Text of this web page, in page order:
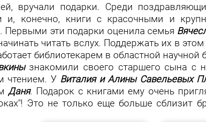
вручали подарки. Среди
и, конечно, книги с красочными и
Первыми эти подарки оценила семья
читать вслух. Поддержать их в
библиотекарем в областной научной
знакомили своего старшего сына с
чтением. У Виталия и Алины Савельевых
Даня. Подарок с книгами ему очень
Это не только еще больше